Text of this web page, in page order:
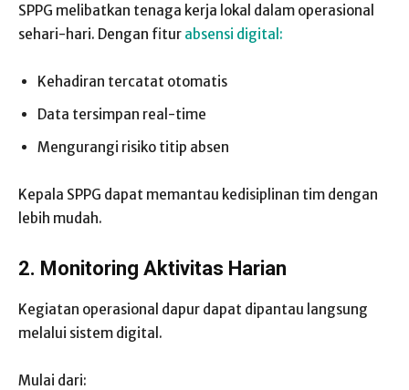
SPPG melibatkan tenaga kerja lokal dalam operasional
sehari-hari. Dengan fitur absensi digital:
Kehadiran tercatat otomatis
Data tersimpan real-time
Mengurangi risiko titip absen
Kepala SPPG dapat memantau kedisiplinan tim dengan
lebih mudah.
2. Monitoring Aktivitas Harian
Kegiatan operasional dapur dapat dipantau langsung
melalui sistem digital.
Mulai dari: